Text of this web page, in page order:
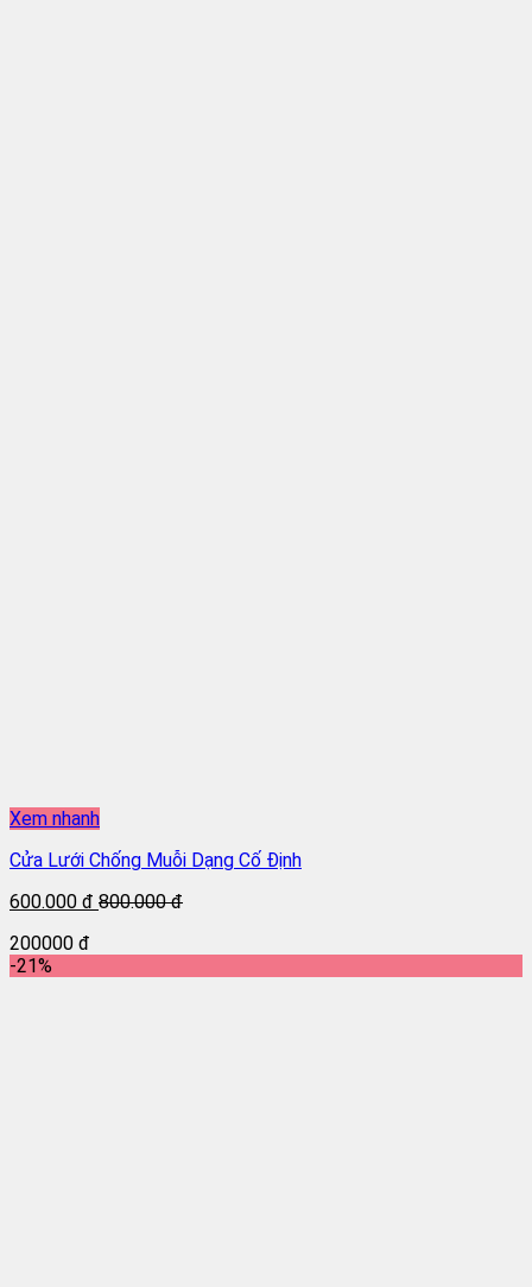
Xem nhanh
Cửa Lưới Chống Muỗi Dạng Cố Định
600.000 đ 800.000 đ
200000 đ
-21%